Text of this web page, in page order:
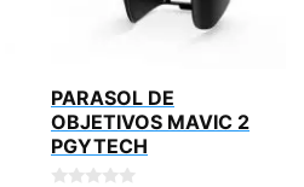
PARASOL DE
OBJETIVOS MAVIC 2
PGYTECH